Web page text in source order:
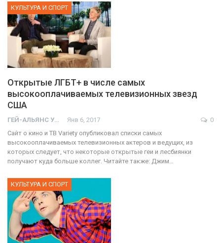
КУЛЬТУРА И СПОРТ
Открытые ЛГБТ+ в числе самых
высокооплачиваемых телевизионных звезд
США
ГЕЙ-АЛЬЯНС УКРАИНА Янв 6, 2017
0
Сайт о кино и ТВ Variety опубликовал списки самых
высокооплачиваемых телевизионных актеров и ведущих, из
которых следует, что некоторые открытые геи и лесбиянки
получают куда больше коллег. Читайте также: Джим…
КУЛЬТУРА И СПОРТ